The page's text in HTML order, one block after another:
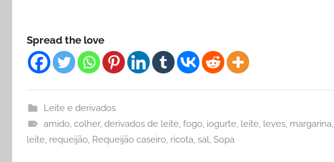
Spread the love
Leite e derivados
amido, colher, derivados de leite, fogo, iogurte, leite, leves, margarina,
leite, requeijão, Requeijão caseiro, ricota, sal, Sopa